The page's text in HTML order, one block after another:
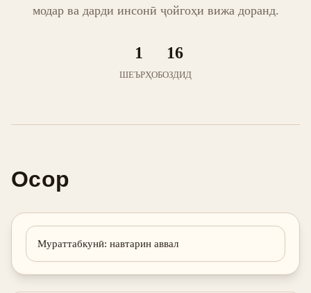
модар ва дарди инсонӣ ҷойгоҳи вижа доранд.
1
ШЕЪРҲО
16
БОЗДИД
Осор
Мураттабкунӣ: навтарин аввал